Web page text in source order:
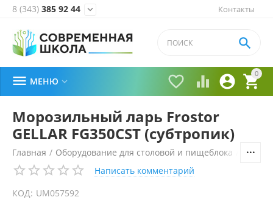
Контакты
8 (343) 385 92 44 
0


 

 МЕНЮ 
Морозильный ларь Frostor
GELLAR FG350CST (субтропик)
Главная / Оборудование для столовой и пищеблока
Написать комментарий
КОД: UM057592